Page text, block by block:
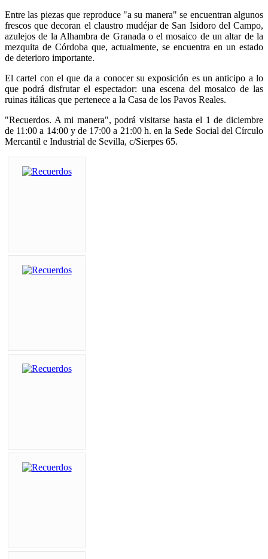
Entre las piezas que reproduce "a su manera" se encuentran algunos
frescos que decoran el claustro mudéjar de San Isidoro del Campo,
azulejos de la Alhambra de Granada o el mosaico de un altar de la
mezquita de Córdoba que, actualmente, se encuentra en un estado
de deterioro importante.
El cartel con el que da a conocer su exposición es un anticipo a lo
que podrá disfrutar el espectador: una escena del mosaico de las
ruinas itálicas que pertenece a la Casa de los Pavos Reales.
"Recuerdos. A mi manera", podrá visitarse hasta el 1 de diciembre
de 11:00 a 14:00 y de 17:00 a 21:00 h. en la Sede Social del Círculo
Mercantil e Industrial de Sevilla, c/Sierpes 65.